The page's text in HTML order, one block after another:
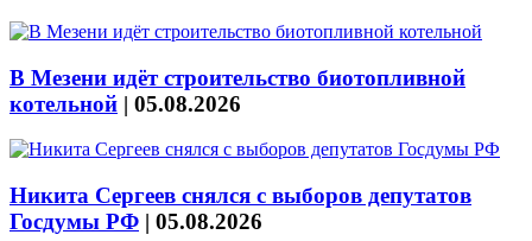
В Мезени идёт строительство биотопливной
котельной | 05.08.2026
Никита Сергеев снялся с выборов депутатов
Госдумы РФ | 05.08.2026